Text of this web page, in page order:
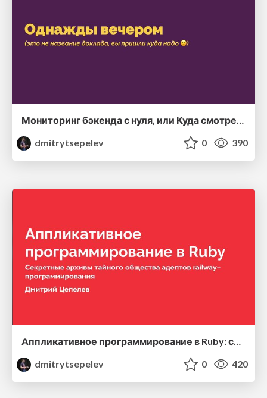
dmitrytsepelev
0 390
Аппликативное программирование в Ruby: секретные архивы тайного общества адептов raleway–программирования
dmitrytsepelev
0 420